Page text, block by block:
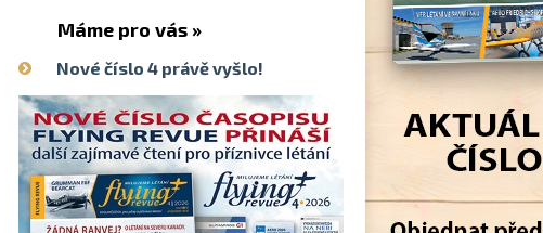
Máme pro vás »
Nové číslo 4 právě vyšlo!